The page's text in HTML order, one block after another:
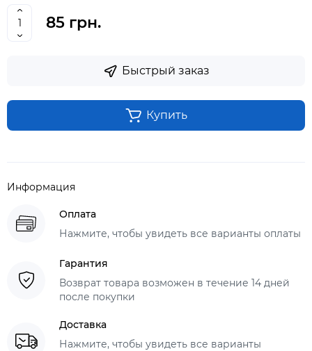
85 грн.
Быстрый заказ
Купить
Информация
Оплата
Нажмите, чтобы увидеть все варианты оплаты
Гарантия
Возврат товара возможен в течение 14 дней
после покупки
Доставка
Нажмите, чтобы увидеть все варианты